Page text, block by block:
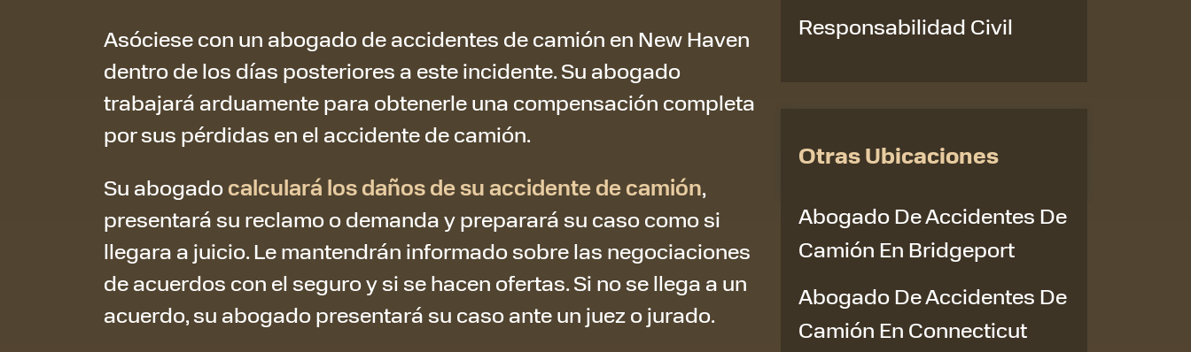
Asóciese con un abogado de accidentes de camión en New Haven
dentro de los días posteriores a este incidente. Su abogado
trabajará arduamente para obtenerle una compensación completa
por sus pérdidas en el accidente de camión.
Su abogadocalculará los daños de su accidente de camión,
presentará su reclamo o demanda y preparará su caso como si
llegara a juicio. Le mantendrán informado sobre las negociaciones
de acuerdos con el seguro y si se hacen ofertas. Si no se llega a un
acuerdo, su abogado presentará su caso ante un juez o jurado.
Responsabilidad Civil
Otras Ubicaciones
Abogado De Accidentes De
Camión En Bridgeport
Abogado De Accidentes De
Camión En Connecticut